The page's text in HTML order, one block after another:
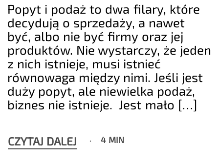
Popyt i podaż to dwa filary, które
decydują o sprzedaży, a nawet
być, albo nie być firmy oraz jej
produktów. Nie wystarczy, że jeden
z nich istnieje, musi istnieć
równowaga między nimi. Jeśli jest
duży popyt, ale niewielka podaż,
biznes nie istnieje. Jest mało […]
CZYTAJ DALEJ 4 MIN